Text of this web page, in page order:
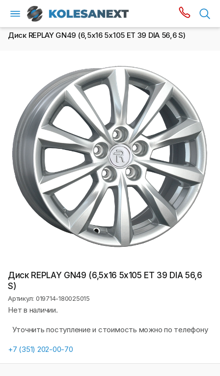
Диск REPLAY GN49 (6,5х16 5x105 ET 39 DIA 56,6 S)
Диск REPLAY GN49 (6,5х16 5x105 ET 39 DIA 56,6
S)
Артикул: 019714-180025015
Нет в наличии.
Уточнить поступление и стоимость можно по телефону
+7 (351) 202-00-70